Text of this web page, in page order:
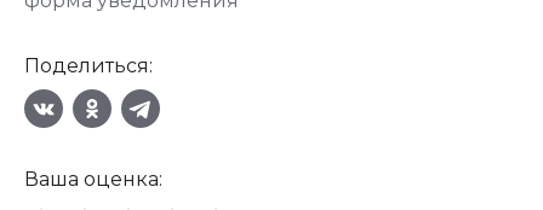
Поделиться:
Ваша оценка: